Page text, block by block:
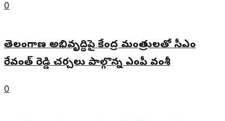
0
తెలంగాణ అభివృద్ధిపై కేంద్ర మంత్రులతో సీఎం
రేవంత్ రెడ్డి చర్చలు పాల్గొన్న ఎంపీ వంశీ
0